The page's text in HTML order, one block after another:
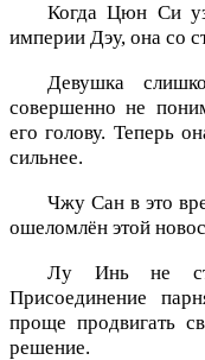
Когда Цюн Си
империи Дэу, она со
Девушка
совершенно не
его голову. Теперь
сильнее.
Чжу Сан в это
ошеломлён этой
Лу Инь не
Присоединение
проще продвигать
решение.